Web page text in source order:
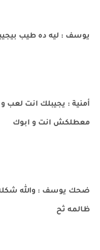
يوسف : ليه ده طيب
أمنية : يجيبلك انت لعب و
معطلكش انت و ابوك
ضحك يوسف : والله شكله
ظالمه ثح